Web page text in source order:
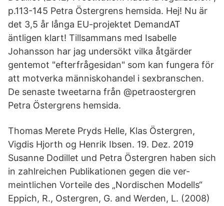
p.113-145 Petra Östergrens hemsida. Hej! Nu är
det 3,5 år långa EU-projektet DemandAT
äntligen klart! Tillsammans med Isabelle
Johansson har jag undersökt vilka åtgärder
gentemot "efterfrågesidan" som kan fungera för
att motverka människohandel i sexbranschen.
De senaste tweetarna från @petraostergren
Petra Östergrens hemsida.
Thomas Merete Pryds Helle, Klas Östergren,
Vigdis Hjorth og Henrik Ibsen. 19. Dez. 2019
Susanne Dodillet und Petra Östergren haben sich
in zahlreichen Publikationen gegen die ver-
meintlichen Vorteile des „Nordischen Modells“
Eppich, R., Ostergren, G. and Werden, L. (2008)